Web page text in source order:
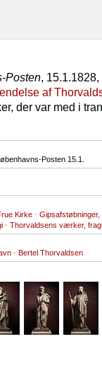
Posten,
af
der var med i
Posten 15.1.
Kirke ·
· Thorvaldsens værker,
· Bertel Thorvaldsen